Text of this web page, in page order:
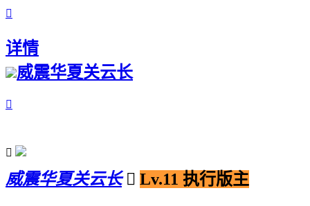

详情
威震华夏关云长


威震华夏关云长  Lv.11 执行版主